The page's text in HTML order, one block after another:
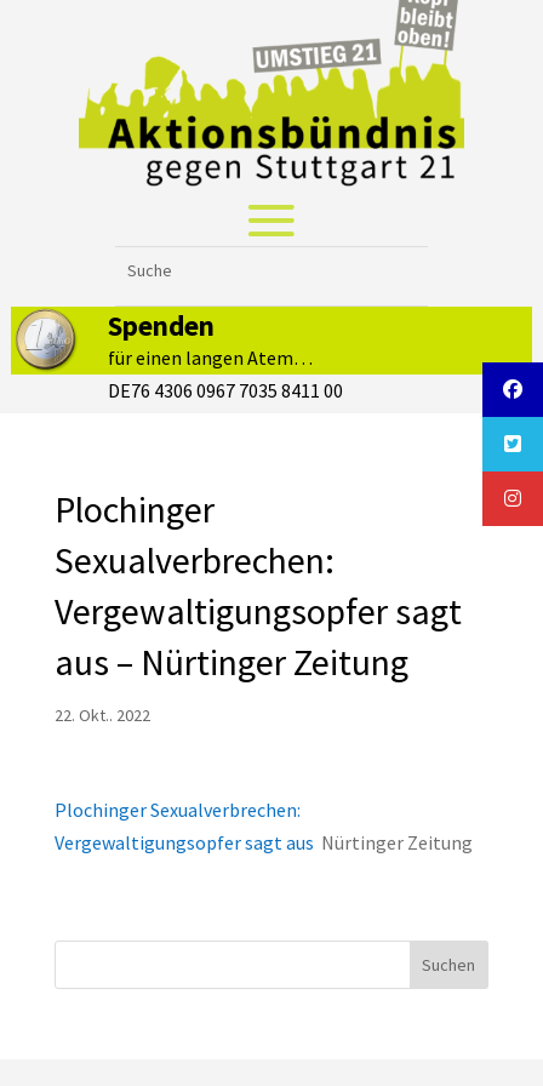
Spenden
für einen langen Atem…
DE76 4306 0967 7035 8411 00
Plochinger
Sexualverbrechen:
Vergewaltigungsopfer sagt
aus – Nürtinger Zeitung
22. Okt.. 2022
Plochinger Sexualverbrechen:
Vergewaltigungsopfer sagt aus Nürtinger Zeitung
Suchen